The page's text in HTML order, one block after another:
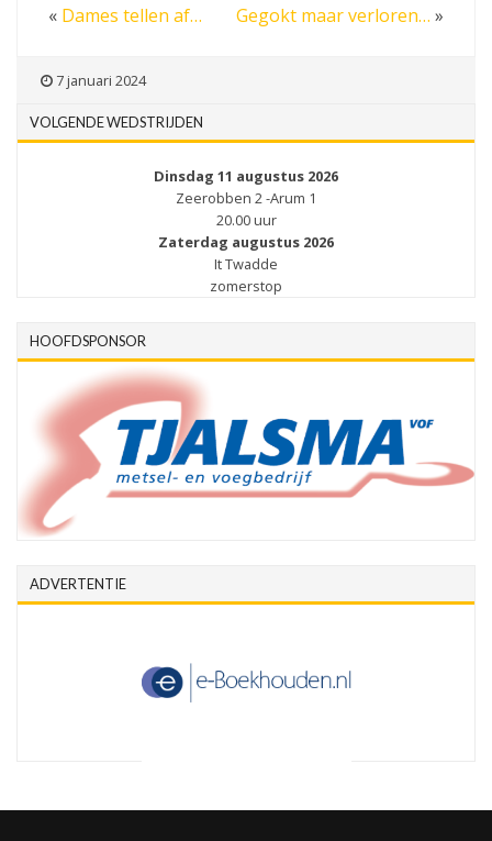
« Dames tellen af… Gegokt maar verloren… »
7 januari 2024
VOLGENDE WEDSTRIJDEN
Dinsdag 11 augustus 2026
Zeerobben 2 -Arum 1
20.00 uur
Zaterdag augustus 2026
It Twadde
zomerstop
HOOFDSPONSOR
ADVERTENTIE